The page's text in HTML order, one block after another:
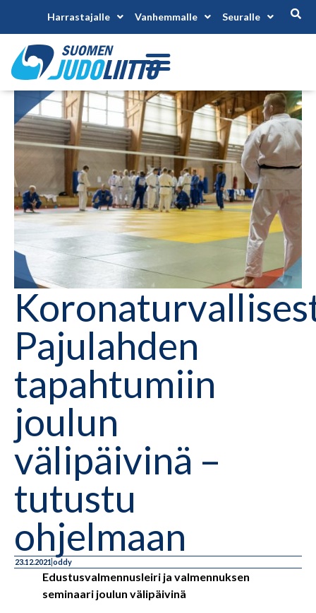
Harrastajalle Vanhemmalle Seuralle
Pajulahden
tapahtumiin
joulun
välipäivinä –
tutustu
ohjelmaan
23.12.2021 oddy
Edustusvalmennusleiri ja valmennuksen
seminaari joulun välipäivinä